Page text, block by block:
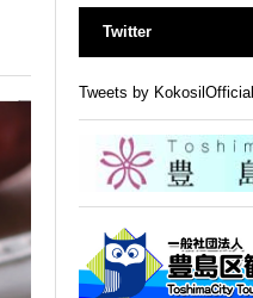
Twitter
Tweets by KokosilOfficial